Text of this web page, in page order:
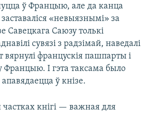
ў Францыю, але да канца
«невыязнымі» за
Савецкага Саюзу толькі
сувязі з радзімай, наведалі
вярнулі францускія пашпарты і
Францыю. І гэта таксама было
ў кнізе.
частках кнігі — важная для